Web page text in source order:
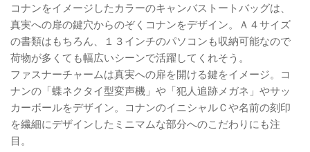
コナンをイメージしたカラーのキャンバストートバッグは、
真実への扉の鍵穴からのぞくコナンをデザイン。Ａ４サイズ
の書類はもちろん、１３インチのパソコンも収納可能なので
荷物が多くても幅広いシーンで活躍してくれそう。
ファスナーチャームは真実への扉を開ける鍵をイメージ。コ
ナンの「蝶ネクタイ型変声機」や「犯人追跡メガネ」やサッ
カーボールをデザイン。コナンのイニシャルＣや名前の刻印
を繊細にデザインしたミニマムな部分へのこだわりにも注
目。